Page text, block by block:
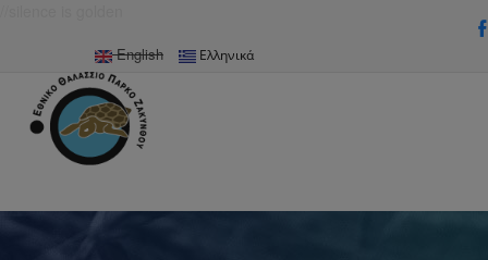
English Ελληνικά